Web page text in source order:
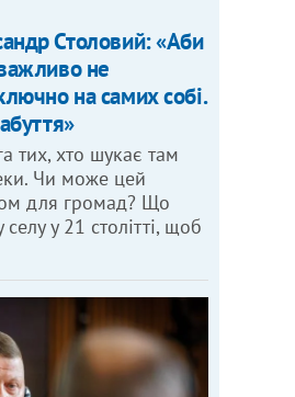
Столовий: «Аби
не
на самих собі.
тих, хто шукає там
Чи може цей
для громад? Що
у 21 столітті, щоб